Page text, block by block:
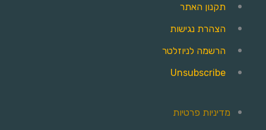
תקנון האתר
הצהרת נגישות
הרשמה לניוזלטר
Unsubscribe
מדיניות פרטיות